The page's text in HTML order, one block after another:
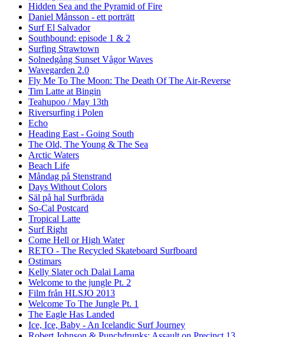
Hidden Sea and the Pyramid of Fire
Daniel Månsson - ett porträtt
Surf El Salvador
Southbound: episode 1 & 2
Surfing Strawtown
Solnedgång Sunset Vågor Waves
Wavegarden 2.0
Fly Me To The Moon: The Death Of The Air-Reverse
Tim Latte at Bingin
Teahupoo / May 13th
Riversurfing i Polen
Echo
Heading East - Going South
The Old, The Young & The Sea
Arctic Waters
Beach Life
Måndag på Stenstrand
Days Without Colors
Säl på hal Surfbräda
So-Cal Postcard
Tropical Latte
Surf Right
Come Hell or High Water
RETO - The Recycled Skateboard Surfboard
Ostimars
Kelly Slater och Dalai Lama
Welcome to the jungle Pt. 2
Film från HLSJO 2013
Welcome To The Jungle Pt. 1
The Eagle Has Landed
Ice, Ice, Baby - An Icelandic Surf Journey